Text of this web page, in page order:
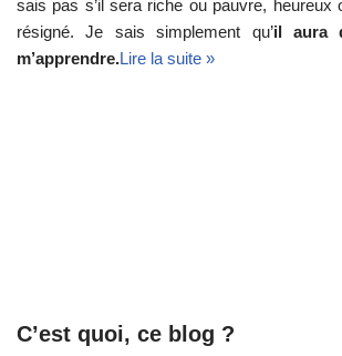
sais pas s’il sera riche ou pauvre, heureux
résigné. Je sais simplement qu’il aura
m’apprendre.Lire la suite »
C’est quoi, ce blog ?